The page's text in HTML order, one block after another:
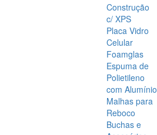
Construção
c/ XPS
Placa Vidro
Celular
Foamglas
Espuma de
Polietileno
com Alumínio
Malhas para
Reboco
Buchas e